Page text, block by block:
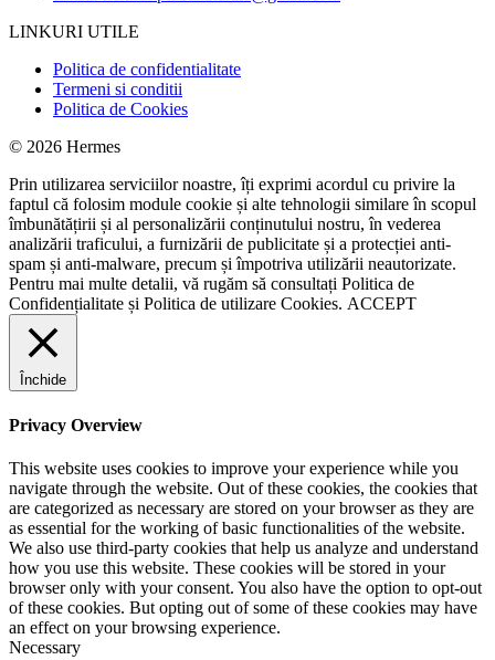
LINKURI UTILE
Politica de confidentialitate
Termeni si conditii
Politica de Cookies
© 2026 Hermes
Prin utilizarea serviciilor noastre, îți exprimi acordul cu privire la
faptul că folosim module cookie și alte tehnologii similare în scopul
îmbunătățirii și al personalizării conținutului nostru, în vederea
analizării traficului, a furnizării de publicitate și a protecției anti-
spam și anti-malware, precum și împotriva utilizării neautorizate.
Pentru mai multe detalii, vă rugăm să consultați Politica de
Confidențialitate și Politica de utilizare Cookies. ACCEPT
Închide
Privacy Overview
This website uses cookies to improve your experience while you
navigate through the website. Out of these cookies, the cookies that
are categorized as necessary are stored on your browser as they are
as essential for the working of basic functionalities of the website.
We also use third-party cookies that help us analyze and understand
how you use this website. These cookies will be stored in your
browser only with your consent. You also have the option to opt-out
of these cookies. But opting out of some of these cookies may have
an effect on your browsing experience.
Necessary